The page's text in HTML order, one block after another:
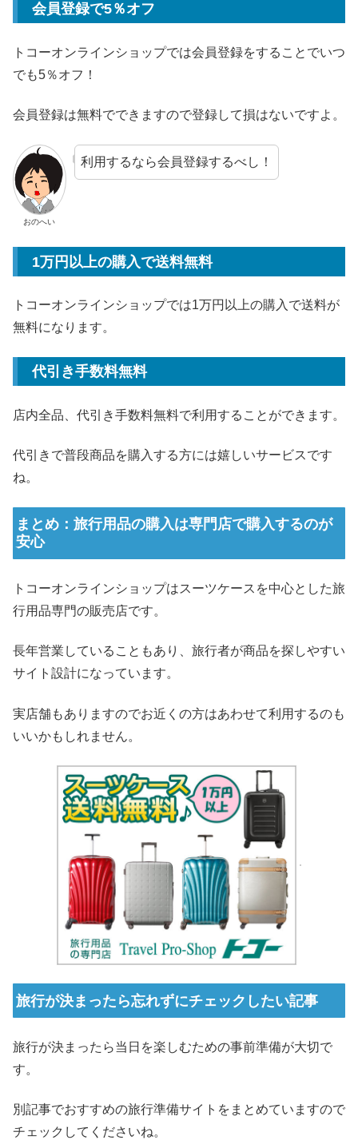
会員登録で5％オフ
トコーオンラインショップでは会員登録をすることでいつ
でも5％オフ！
会員登録は無料でできますので登録して損はないですよ。
おのへい
利用するなら会員登録するべし！
1万円以上の購入で送料無料
トコーオンラインショップでは1万円以上の購入で送料が
無料になります。
代引き手数料無料
店内全品、代引き手数料無料で利用することができます。
代引きで普段商品を購入する方には嬉しいサービスです
ね。
まとめ：旅行用品の購入は専門店で購入するのが
安心
トコーオンラインショップはスーツケースを中心とした旅
行用品専門の販売店です。
長年営業していることもあり、旅行者が商品を探しやすい
サイト設計になっています。
実店舗もありますのでお近くの方はあわせて利用するのも
いいかもしれません。
旅行が決まったら忘れずにチェックしたい記事
旅行が決まったら当日を楽しむための事前準備が大切で
す。
別記事でおすすめの旅行準備サイトをまとめていますので
チェックしてくださいね。